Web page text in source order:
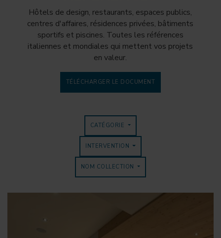
Hôtels de design, restaurants, espaces publics,
centres d'affaires, résidences privées, bâtiments
sportifs et piscines. Toutes les références
italiennes et mondiales qui mettent vos projets
en valeur.
TÉLÉCHARGER LE DOCUMENT
CATÉGORIE
INTERVENTION
NOM COLLECTION